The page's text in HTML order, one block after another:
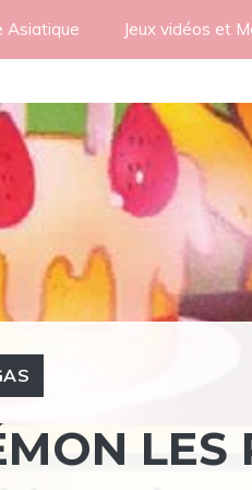
Asiatique Jeux vidéos et
LES